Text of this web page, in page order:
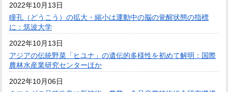
2022年10月13日
瞳孔（どうこう）の拡大・縮小は運動中の脳の覚醒状態の指標
に：筑波大学
2022年10月13日
アジアの伝統野菜「ヒユナ」の遺伝的多様性を初めて解明：国際
農林水産業研究センターほか
2022年10月06日